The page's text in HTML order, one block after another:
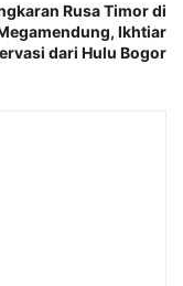
Rusa Timor di
Ikhtiar
dari Hulu Bogor